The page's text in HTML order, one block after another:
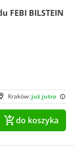
FEBI BILSTEIN
Kraków: już jutro
do koszyka